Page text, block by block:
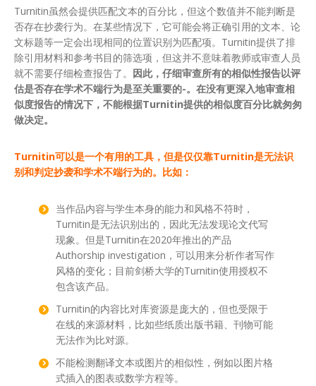
Turnitin虽然会提供匹配文本的百分比，但这个数值并不能判断是
否存在抄袭行为。在某些情况下，它可能会将正确引用的文本、论
文标题等一定会出现相同的位置识别为匹配项。Turnitin提供了排
除引用材料和参考书目的筛选项，但这并不意味着教师或审查人员
就不需要仔细检查报告了。 因此， 仔细审查所有的相似性报告以评
估是否存在学术不端行为是至关重要的-。在没有更深入地审查相
似度报告的情况下，不能根据Turnitin提供的相似度百分比就匆匆
做决定。
Turnitin可以是一个有用的工具，但是仅仅靠Turnitin是无法识
别和判定抄袭和学术不端行为的。比如：
当作品内容与学生本身的能力和风格不符时，
Turnitin是无法识别出的，因此无法发现论文代写
现象。但是Turnitin在2020年推出的产品
Authorship investigation，可以用来分析作者写作
风格的变化；目前剑桥大学的Turnitin使用授权不
包含该产品。
Turnitin的内容比对库资源是庞大的，但也受限于
在线的来源材料，比如些纸质出版书籍、刊物可能
无法作为比对源。
不能检测翻译文本或图片的相似性，例如以图片格
式插入的图表或数学方程等。